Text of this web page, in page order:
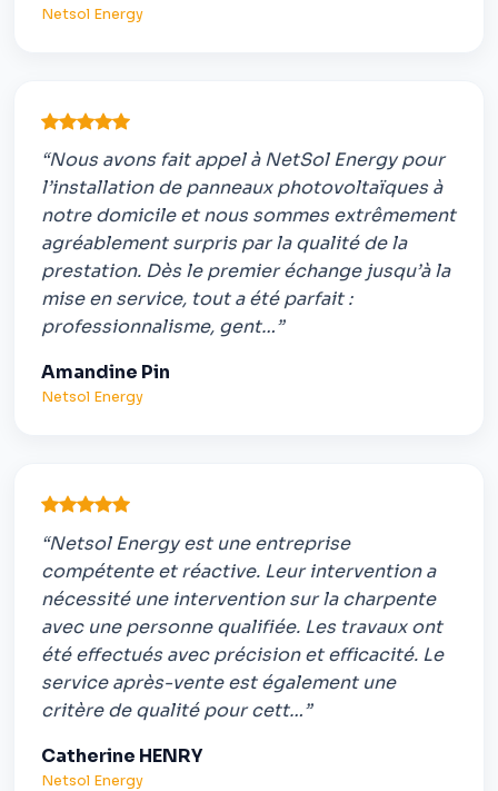
Netsol Energy
“Nous avons fait appel à NetSol Energy pour
l’installation de panneaux photovoltaïques à
notre domicile et nous sommes extrêmement
agréablement surpris par la qualité de la
prestation. Dès le premier échange jusqu’à la
mise en service, tout a été parfait :
professionnalisme, gent…”
Amandine Pin
Netsol Energy
“Netsol Energy est une entreprise
compétente et réactive. Leur intervention a
nécessité une intervention sur la charpente
avec une personne qualifiée. Les travaux ont
été effectués avec précision et efficacité. Le
service après-vente est également une
critère de qualité pour cett…”
Catherine HENRY
Netsol Energy